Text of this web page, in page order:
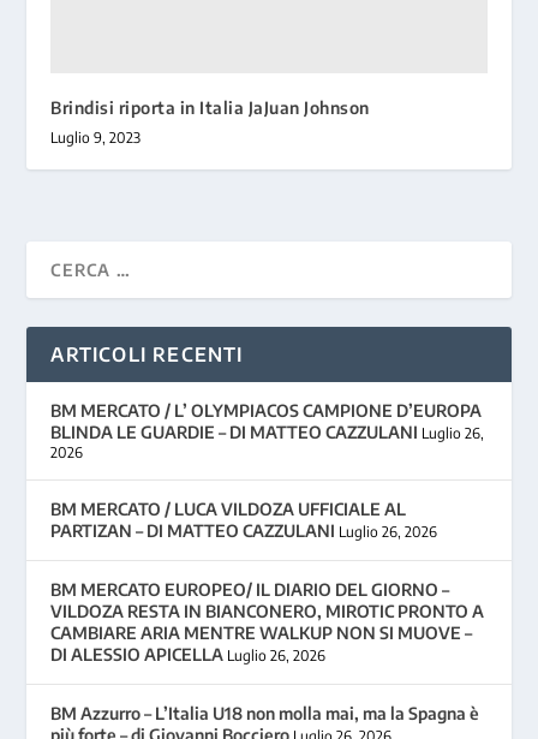
Brindisi riporta in Italia JaJuan Johnson
Luglio 9, 2023
ARTICOLI RECENTI
BM MERCATO / L’ OLYMPIACOS CAMPIONE D’EUROPA
BLINDA LE GUARDIE – DI MATTEO CAZZULANI Luglio 26,
2026
BM MERCATO / LUCA VILDOZA UFFICIALE AL
PARTIZAN – DI MATTEO CAZZULANI Luglio 26, 2026
BM MERCATO EUROPEO/ IL DIARIO DEL GIORNO –
VILDOZA RESTA IN BIANCONERO, MIROTIC PRONTO A
CAMBIARE ARIA MENTRE WALKUP NON SI MUOVE –
DI ALESSIO APICELLA Luglio 26, 2026
BM Azzurro – L’Italia U18 non molla mai, ma la Spagna è
più forte – di Giovanni Bocciero